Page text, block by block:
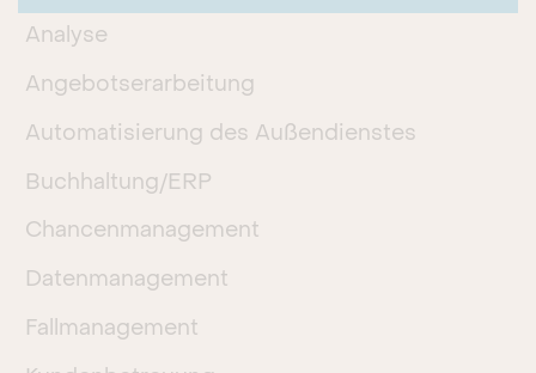
Analyse
Angebotserarbeitung
Automatisierung des Außendienstes
Buchhaltung/ERP
Chancenmanagement
Datenmanagement
Fallmanagement